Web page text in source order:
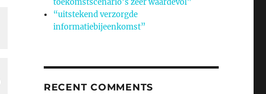
toekomstscenario’s zeer waardevol”
“uitstekend verzorgde
informatiebijeenkomst”
RECENT COMMENTS